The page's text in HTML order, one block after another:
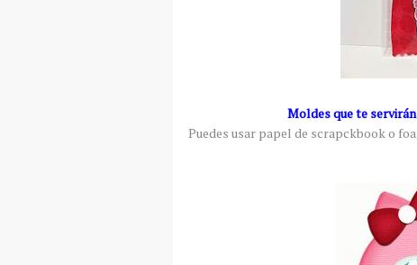
Moldes que te
Puedes usar papel de scrapckbook o